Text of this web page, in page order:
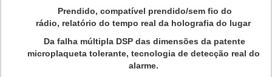
Prendido, compatível prendido/sem fio do
rádio, relatório do tempo real da holografia do lugar
Da falha múltipla DSP das dimensões da patente
microplaqueta tolerante, tecnologia de detecção real do
alarme.